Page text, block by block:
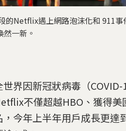
的Netflix遇上網路泡沫化和 911
一新。
世界因新冠狀病毒（
不僅超越HBO、獲得
，今年上半年用戶成長更達